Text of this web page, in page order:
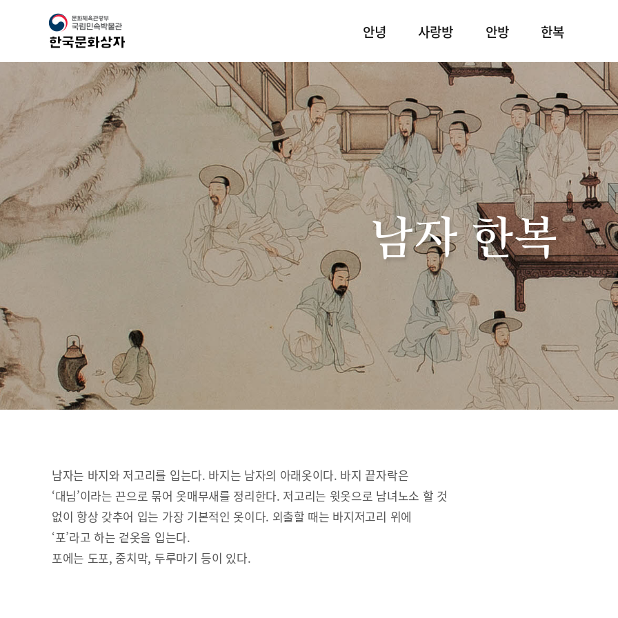
안녕 사랑방 안방 한복
남자 한복
남자는 바지와 저고리를 입는다. 바지는 남자의 아래옷이다. 바지 끝자락은
‘대님’이라는 끈으로 묶어 옷매무새를 정리한다. 저고리는 윗옷으로 남녀노소 할 것
없이 항상 갖추어 입는 가장 기본적인 옷이다. 외출할 때는 바지저고리 위에
‘포’라고 하는 겉옷을 입는다.
포에는 도포, 중치막, 두루마기 등이 있다.